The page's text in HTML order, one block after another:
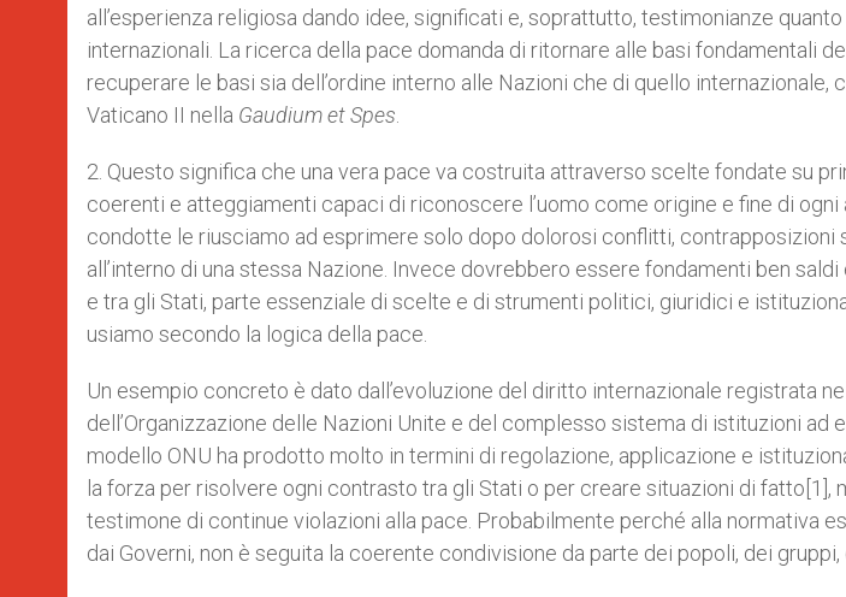
all’esperienza religiosa dando idee, significati e, soprattutto, testimonianze
internazionali. La ricerca della pace domanda di ritornare alle basi fondamentali
recuperare le basi sia dell’ordine interno alle Nazioni che di quello internazionale,
Vaticano II nella Gaudium et Spes
2. Questo significa che una vera pace va costruita attraverso scelte fondate su
coerenti e atteggiamenti capaci di riconoscere l’uomo come origine e fine di
condotte le riusciamo ad esprimere solo dopo dolorosi conflitti, contrapposizioni
all’interno di una stessa Nazione. Invece dovrebbero essere fondamenti ben
e tra gli Stati, parte essenziale di scelte e di strumenti politici, giuridici e
usiamo secondo la logica della pace.
Un esempio concreto è dato dall’evoluzione del diritto internazionale registrata
dell’Organizzazione delle Nazioni Unite e del complesso sistema di istituzioni ad
modello ONU ha prodotto molto in termini di regolazione, applicazione e
la forza per risolvere ogni contrasto tra gli Stati o per creare situazioni di fatto[1],
testimone di continue violazioni alla pace. Probabilmente perché alla normativa
dai Governi, non è seguita la coerente condivisione da parte dei popoli, dei gruppi,